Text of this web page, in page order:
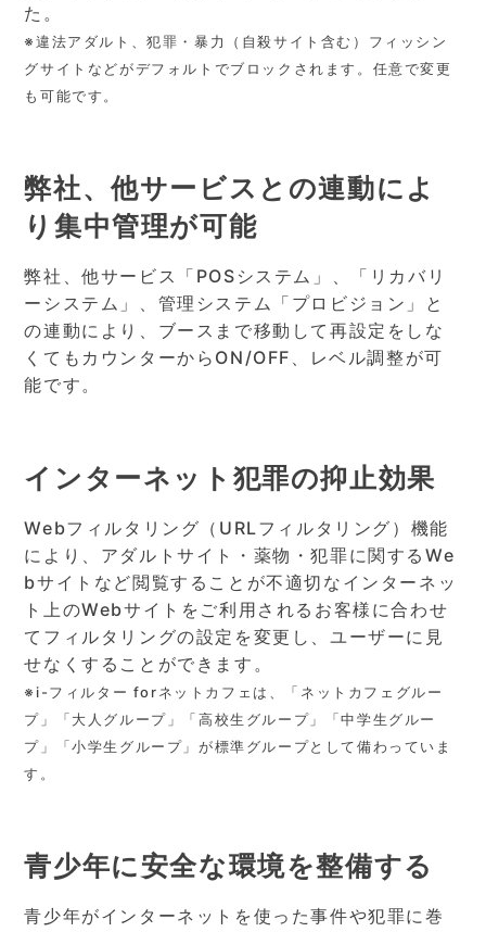
た。
※違法アダルト、犯罪・暴力（自殺サイト含む）フィッシン
グサイトなどがデフォルトでブロックされます。任意で変更
も可能です。
弊社、他サービスとの連動によ
り集中管理が可能
弊社、他サービス「POSシステム」、「リカバリ
ーシステム」、管理システム「プロビジョン」と
の連動により、ブースまで移動して再設定をしな
くてもカウンターからON/OFF、レベル調整が可
能です。
インターネット犯罪の抑止効果
Webフィルタリング（URLフィルタリング）機能
により、アダルトサイト・薬物・犯罪に関するWe
bサイトなど閲覧することが不適切なインターネッ
ト上のWebサイトをご利用されるお客様に合わせ
てフィルタリングの設定を変更し、ユーザーに見
せなくすることができます。
※i-フィルター forネットカフェは、「ネットカフェグルー
プ」「大人グループ」「高校生グループ」「中学生グルー
プ」「小学生グループ」が標準グループとして備わっていま
す。
青少年に安全な環境を整備する
青少年がインターネットを使った事件や犯罪に巻